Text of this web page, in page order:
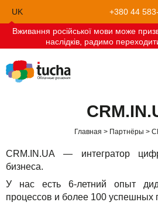
UK
EN
+380 44
Вживання російської мови може
наслідків, радимо
TuchaFlex+
TuchaBit
Бухгалтерия в облаке
Хостиг сайтов на Laravel
Партнёрство
Наши партнёры
Блог
Главная Партнёры
CRM.IN.UA — интегратор
бизнеса.
У нас есть 6-летний опыт
процессов и более 100 успешных